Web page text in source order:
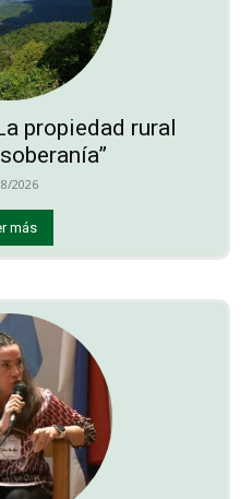
propiedad rural
2026
más